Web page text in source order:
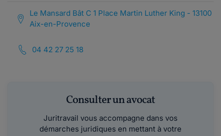
Le Mansard Bât C 1 Place Martin Luther King - 13100
Aix-en-Provence
04 42 27 25 18
Consulter un avocat
Juritravail vous accompagne dans vos
démarches juridiques en mettant à votre